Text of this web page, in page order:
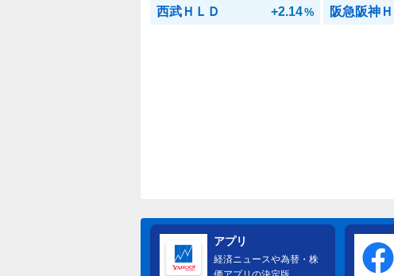
西武ＨＬＤ +2.14% 阪急阪神Ｈ
アプリ
経済ニュースや為替・株